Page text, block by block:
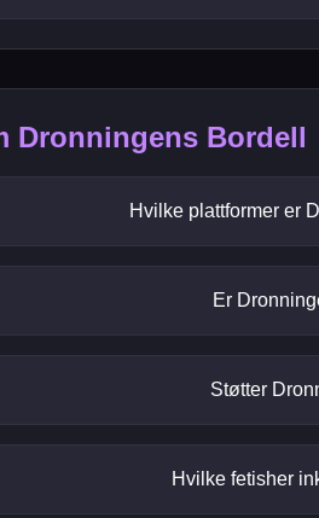
Dronningens Bordell
Hvilke plattformer er
Er
Støtter
Hvilke fetisher